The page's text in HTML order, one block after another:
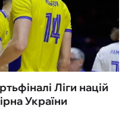
Ліги націй
України